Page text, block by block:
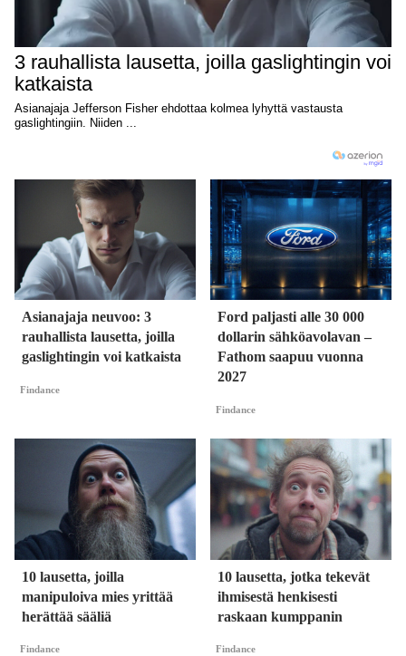
Asianajaja neuvoo: 3
rauhallista lausetta, joilla
gaslightingin voi katkaista
Findance
Ford paljasti alle 30 000
dollarin sähköavolavan –
Fathom saapuu vuonna
2027
Findance
10 lausetta, joilla
manipuloiva mies yrittää
herättää sääliä
Findance
10 lausetta, jotka tekevät
ihmisestä henkisesti
raskaan kumppanin
Findance